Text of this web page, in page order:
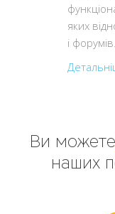
яких
і форумів.
Ви можете
наших